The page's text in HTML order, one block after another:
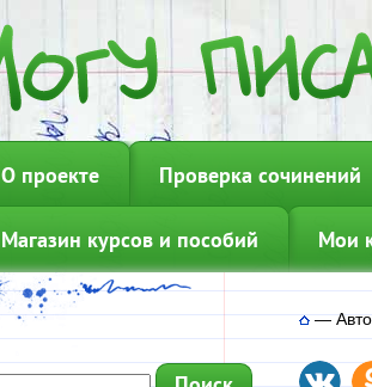
О проекте Проверка сочинений
Магазин курсов и пособий Мои
—